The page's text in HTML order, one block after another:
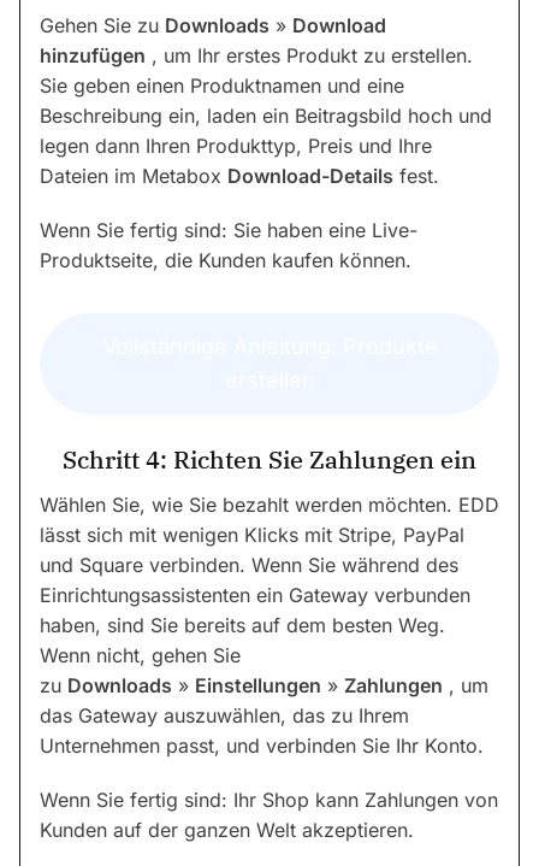
Gehen Sie zu Downloads » Download
hinzufügen , um Ihr erstes Produkt zu erstellen.
Sie geben einen Produktnamen und eine
Beschreibung ein, laden ein Beitragsbild hoch und
legen dann Ihren Produkttyp, Preis und Ihre
Dateien im Metabox Download-Details fest.
Wenn Sie fertig sind: Sie haben eine Live-
Produktseite, die Kunden kaufen können.
Schritt 4: Richten Sie Zahlungen ein
Wählen Sie, wie Sie bezahlt werden möchten. EDD
lässt sich mit wenigen Klicks mit Stripe, PayPal
und Square verbinden. Wenn Sie während des
Einrichtungsassistenten ein Gateway verbunden
haben, sind Sie bereits auf dem besten Weg.
Wenn nicht, gehen Sie
zu Downloads » Einstellungen » Zahlungen , um
das Gateway auszuwählen, das zu Ihrem
Unternehmen passt, und verbinden Sie Ihr Konto.
Wenn Sie fertig sind: Ihr Shop kann Zahlungen von
Kunden auf der ganzen Welt akzeptieren.